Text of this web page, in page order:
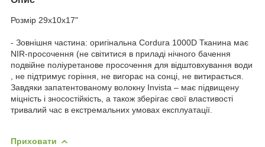
Розмір 29х10х17"
- Зовнішня частина: оригінальна Cordura 1000D Тканина має
NIR-просочення (не світитися в приладі нічного бачення
подвійне поліуретанове просочення для відштовхування води
, не підтримує горіння, не вигорає на сонці, не витирається.
Завдяки запатентованому волокну Invista – має підвищену
міцність і зносостійкість, а також зберігає свої властивості
тривалий час в екстремальних умовах експлуатації.
Приховати